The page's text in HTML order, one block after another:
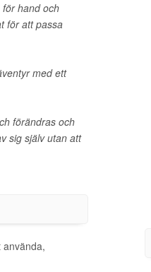
hand och
för att passa
med ett
förändras och
sig själv utan att
använda,